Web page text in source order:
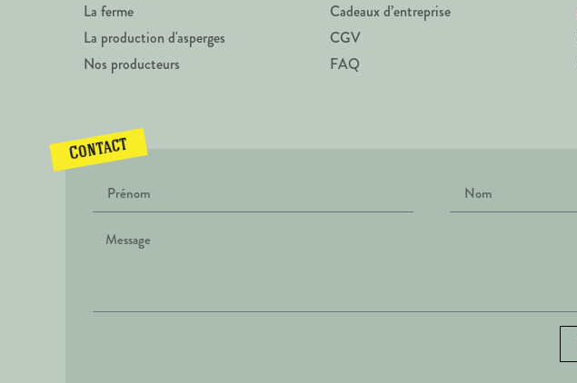
La ferme
La production d'asperges
Nos producteurs
Cadeaux d’entreprise
CGV
FAQ
Contact